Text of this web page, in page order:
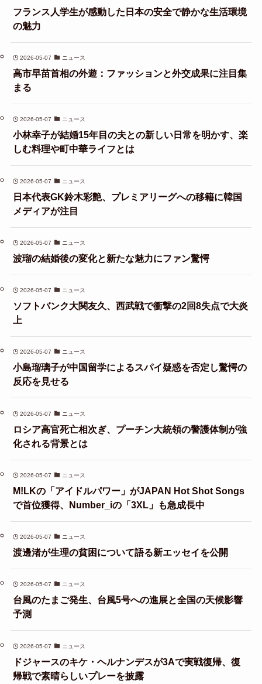
フランス人学生が感動した日本の安全で静かな生活環境
の魅力
2026-05-07 ニュース
高市早苗首相の外遊：ファッションと外交成果に注目集
まる
2026-05-07 ニュース
小林幸子が結婚15年目の夫との新しい日常を明かす、楽
しむ料理や町中華ライフとは
2026-05-07 ニュース
日本代表GK鈴木彩艶、プレミアリーグへの移籍に韓国
メディアが注目
2026-05-07 ニュース
波瑠の結婚後の変化と新たな魅力にファン驚愕
2026-05-07 ニュース
ソフトバンク大関友久、西武戦で衝撃の2回8失点で大炎
上
2026-05-07 ニュース
小島瑠璃子が中国留学によるスパイ疑惑を否定し驚愕の
反応を見せる
2026-05-07 ニュース
ロシア高官死亡相次ぎ、プーチン大統領の警護体制が強
化される背景とは
2026-05-07 ニュース
M!LKの「アイドルパワー」がJAPAN Hot Shot Songs
で首位獲得、Number_iの「3XL」も急成長中
2026-05-07 ニュース
渡邊渚が生理の貧困について語る新エッセイを公開
2026-05-07 ニュース
台風のたまご発生、台風5号への進展と全国の天候影響
予測
2026-05-07 ニュース
ドジャースのキケ・ヘルナンデスが3Aで実戦復帰、復
帰戦で素晴らしいプレーを披露